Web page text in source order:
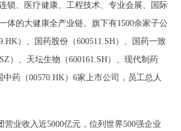
锁、医疗健康、工程技术、专业会展、国际
体的大健康全产业链。旗下有1500余家子公
）、国药股份（600511.SH）、国药一致
）、天坛生物（600161.SH）、现代制药
中药（00570.HK）6家上市公司，员工总人
业收入近5000亿元，位列世界500强企业